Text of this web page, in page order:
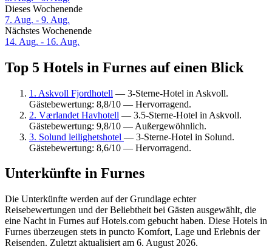
Dieses Wochenende
7. Aug. - 9. Aug.
Nächstes Wochenende
14. Aug. - 16. Aug.
Top 5 Hotels in Furnes auf einen Blick
1. Askvoll Fjordhotell — 3-Sterne-Hotel in Askvoll.
Gästebewertung: 8,8/10 — Hervorragend.
2. Værlandet Havhotell — 3.5-Sterne-Hotel in Askvoll.
Gästebewertung: 9,8/10 — Außergewöhnlich.
3. Solund leilighetshotel — 3-Sterne-Hotel in Solund.
Gästebewertung: 8,6/10 — Hervorragend.
Unterkünfte in Furnes
Die Unterkünfte werden auf der Grundlage echter
Reisebewertungen und der Beliebtheit bei Gästen ausgewählt, die
eine Nacht in Furnes auf Hotels.com gebucht haben. Diese Hotels in
Furnes überzeugen stets in puncto Komfort, Lage und Erlebnis der
Reisenden. Zuletzt aktualisiert am 6. August 2026.